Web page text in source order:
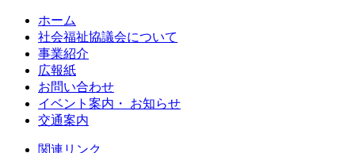
ホーム
社会福祉協議会について
事業紹介
広報紙
お問い合わせ
イベント案内・ お知らせ
交通案内
関連リンク